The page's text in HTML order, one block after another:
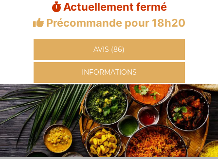
Actuellement fermé
Précommande pour 18h20
AVIS (86)
INFORMATIONS